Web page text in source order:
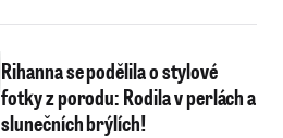
Rihanna se podělila o stylové
fotky z porodu: Rodila v perlách a
slunečních brýlích!